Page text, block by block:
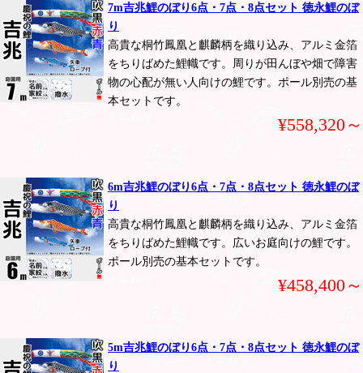
7m吉兆鯉のぼり6点・7点・8点セット 徳永鯉のぼ
り
高貴な桐竹鳳凰と麒麟柄を織り込み、アルミ金箔
をちりばめた鯉幟です。周りが田んぼや畑で障害
物の心配が無い人向けの鯉です。ポール別売の基
本セットです。
¥558,320～
6m吉兆鯉のぼり6点・7点・8点セット 徳永鯉のぼ
り
高貴な桐竹鳳凰と麒麟柄を織り込み、アルミ金箔
をちりばめた鯉幟です。広いお庭向けの鯉です。
ポール別売の基本セットです。
¥458,400～
5m吉兆鯉のぼり6点・7点・8点セット 徳永鯉のぼ
り